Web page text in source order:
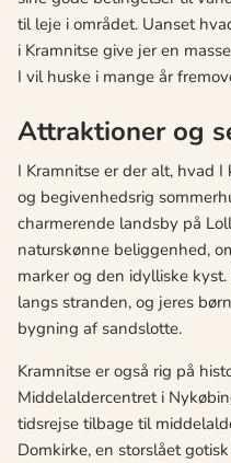
til leje i området. Uanset
i Kramnitse give jer en
I vil huske i mange år
Attraktioner og
I Kramnitse er der alt, hvad
og begivenhedsrig
charmerende landsby på
naturskønne beliggenhed,
marker og den idylliske
langs stranden, og jeres
bygning af sandslotte.
Kramnitse er også rig på
Middelaldercentret i
tidsrejse tilbage til
Domkirke, en storslået